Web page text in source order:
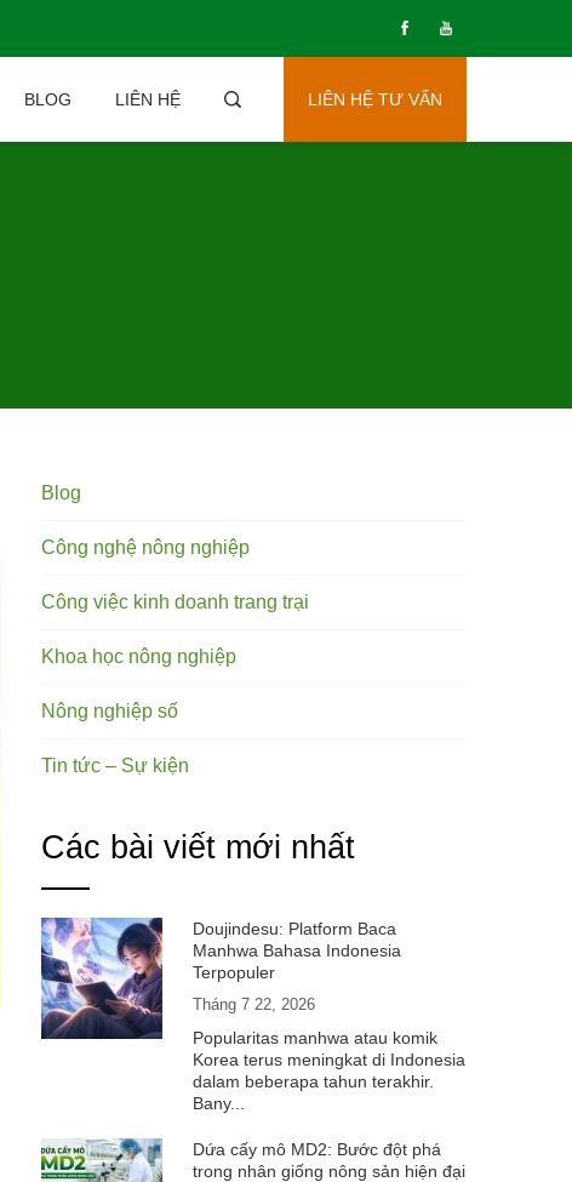
BLOG LIÊN HỆ LIÊN HỆ TƯ VẤN
Blog
Công nghệ nông nghiệp
Công việc kinh doanh trang trại
Khoa học nông nghiệp
Nông nghiệp số
Tin tức – Sự kiện
Các bài viết mới nhất
Doujindesu: Platform Baca
Manhwa Bahasa Indonesia
Terpopuler
Tháng 7 22, 2026
Popularitas manhwa atau komik
Korea terus meningkat di Indonesia
dalam beberapa tahun terakhir.
Bany...
Dứa cấy mô MD2: Bước đột phá
trong nhân giống nông sản hiện đại